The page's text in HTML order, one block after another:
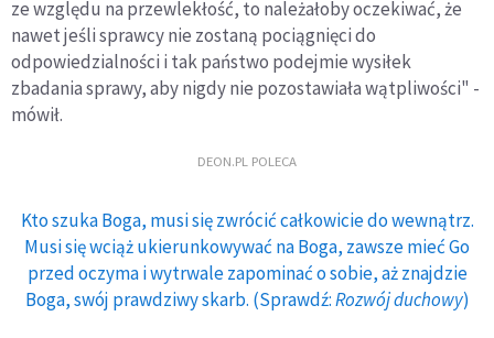
ze względu na przewlekłość, to należałoby oczekiwać, że
nawet jeśli sprawcy nie zostaną pociągnięci do
odpowiedzialności i tak państwo podejmie wysiłek
zbadania sprawy, aby nigdy nie pozostawiała wątpliwości" -
mówił.
DEON.PL POLECA
Kto szuka Boga, musi się zwrócić całkowicie do wewnątrz.
Musi się wciąż ukierunkowywać na Boga, zawsze mieć Go
przed oczyma i wytrwale zapominać o sobie, aż znajdzie
Boga, swój prawdziwy skarb. (Sprawdź:Rozwój duchowy)